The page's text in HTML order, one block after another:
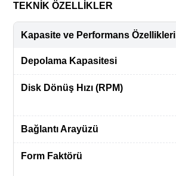
TEKNİK ÖZELLİKLER
Kapasite ve Performans Özellikleri
Depolama Kapasitesi
Disk Dönüş Hızı (RPM)
Bağlantı Arayüzü
Form Faktörü